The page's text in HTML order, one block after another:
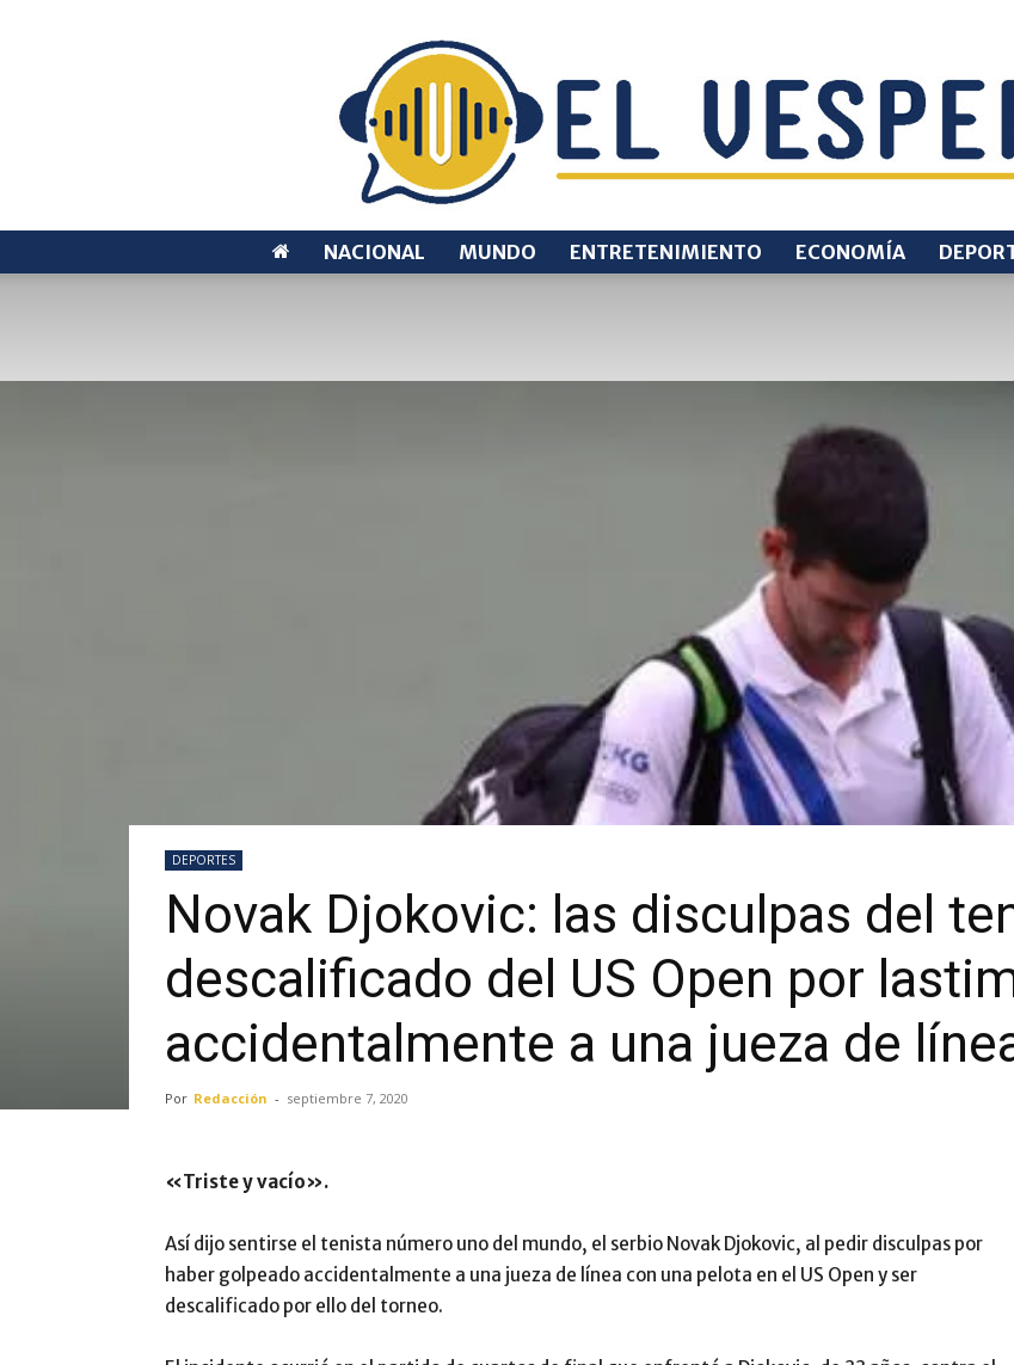
NACIONAL MUNDO ENTRETENIMIENTO ECONOMÍA
DEPORTES
Novak Djokovic: las disculpas del
descalificado del US Open por
accidentalmente a una jueza de
Por Redacción - septiembre 7, 2020
«Triste y vacío».
Así dijo sentirse el tenista número uno del mundo, el serbio Novak Djokovic, al pedir disculpas por
haber golpeado accidentalmente a una jueza de línea con una pelota en el US Open y ser
descalificado por ello del torneo.